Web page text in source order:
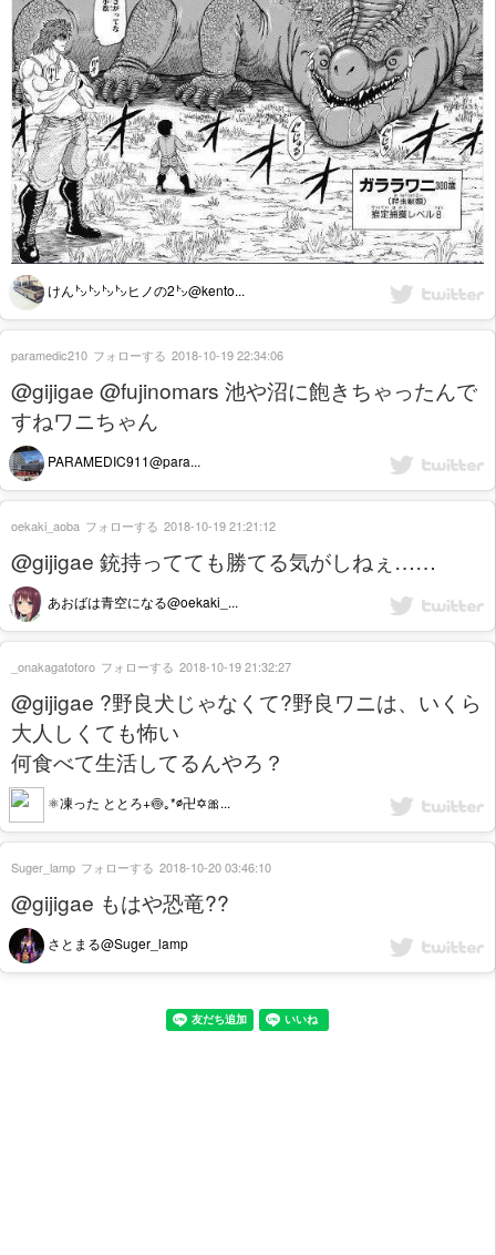
けん㌧㌧㌧㌧ヒノの2㌧@kento...
@gijigae @fujinomars 池や沼に飽きちゃったんで
すねワニちゃん
PARAMEDIC911@para...
paramedic210 フォローする 2018-10-19 22:34:06
@gijigae 銃持ってても勝てる気がしねぇ……
あおばは青空になる@oekaki_...
oekaki_aoba フォローする 2018-10-19 21:21:12
@gijigae ?野良犬じゃなくて?野良ワニは、いくら
大人しくても怖い
何食べて生活してるんやろ？
⚛️凍った ととろ+🍥｡*∅卍✡🎀...
_onakagatotoro フォローする 2018-10-19 21:32:27
@gijigae もはや恐竜??
さとまる@Suger_lamp
Suger_lamp フォローする 2018-10-20 03:46:10